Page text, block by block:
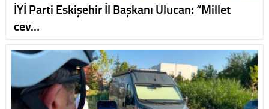
İYİ Parti Eskişehir İl Başkanı Ulucan: “Millet
cev…